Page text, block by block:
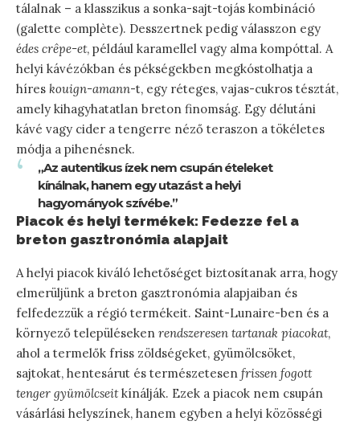
tálalnak – a klasszikus a sonka-sajt-tojás kombináció
(galette complète). Desszertnek pedig válasszon egy
édes crêpe-et, például karamellel vagy alma kompóttal. A
helyi kávézókban és pékségekben megkóstolhatja a
híres kouign-amann-t, egy réteges, vajas-cukros tésztát,
amely kihagyhatatlan breton finomság. Egy délutáni
kávé vagy cider a tengerre néző teraszon a tökéletes
módja a pihenésnek.
„Az autentikus ízek nem csupán ételeket
kínálnak, hanem egy utazást a helyi
hagyományok szívébe.”
Piacok és helyi termékek: Fedezze fel a
breton gasztronómia alapjait
A helyi piacok kiváló lehetőséget biztosítanak arra, hogy
elmerüljünk a breton gasztronómia alapjaiban és
felfedezzük a régió termékeit. Saint-Lunaire-ben és a
környező településeken rendszeresen tartanak piacokat,
ahol a termelők friss zöldségeket, gyümölcsöket,
sajtokat, hentesárut és természetesen frissen fogott
tenger gyümölcseitkínálják. Ezek a piacok nem csupán
vásárlási helyszínek, hanem egyben a helyi közösségi